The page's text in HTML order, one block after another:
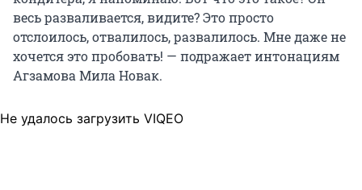
весь разваливается, видите? Это просто
отслоилось, отвалилось, развалилось. Мне даже не
хочется это пробовать! — подражает интонациям
Агзамова Мила Новак.
Не удалось загрузить VIQEO